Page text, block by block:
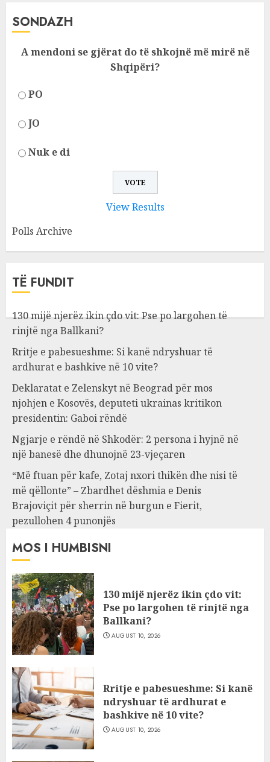
SONDAZH
A mendoni se gjërat do të shkojnë më mirë në
Shqipëri?
PO
JO
Nuk e di
View Results
Polls Archive
TË FUNDIT
130 mijë njerëz ikin çdo vit: Pse po largohen të
rinjtë nga Ballkani?
Rritje e pabesueshme: Si kanë ndryshuar të
ardhurat e bashkive në 10 vite?
Deklaratat e Zelenskyt në Beograd për mos
njohjen e Kosovës, deputeti ukrainas kritikon
presidentin: Gaboi rëndë
Ngjarje e rëndë në Shkodër: 2 persona i hyjnë në
një banesë dhe dhunojnë 23-vjeçaren
“Më ftuan për kafe, Zotaj nxori thikën dhe nisi të
më qëllonte” – Zbardhet dëshmia e Denis
Brajoviçit për sherrin në burgun e Fierit,
pezullohen 4 punonjës
MOS I HUMBISNI
130 mijë njerëz ikin çdo vit:
Pse po largohen të rinjtë nga
Ballkani?
AUGUST 10, 2026
Rritje e pabesueshme: Si kanë
ndryshuar të ardhurat e
bashkive në 10 vite?
AUGUST 10, 2026